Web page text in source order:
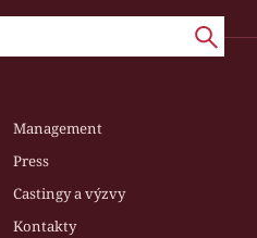
Management
Press
Castingy a výzvy
Kontakty